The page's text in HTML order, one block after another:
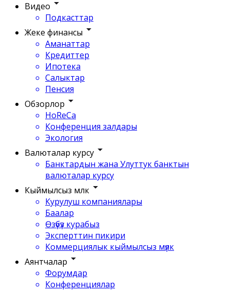
Видео
Подкасттар
Жеке финансы
Аманаттар
Кредиттер
Ипотека
Салыктар
Пенсия
Обзорлор
HoReCa
Конференция залдары
Экология
Валюталар курсу
Банктардын жана Улуттук банктын
валюталар курсу
Кыймылсыз мүлк
Курулуш компаниялары
Баалар
Өзүбүз курабыз
Эксперттин пикири
Коммерциялык кыймылсыз мүлк
Аянтчалар
Форумдар
Конференциялар